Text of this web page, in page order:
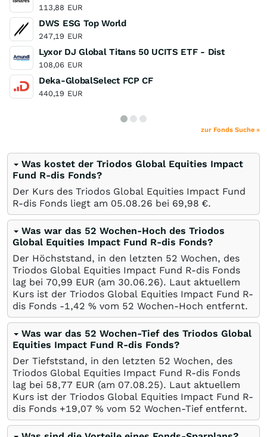
113,88 EUR
DWS ESG Top World
247,19 EUR
Lyxor DJ Global Titans 50 UCITS ETF - Dist
108,06 EUR
Deka-GlobalSelect FCP CF
440,19 EUR
zur Fonds Suche »
Was kostet der Triodos Global Equities Impact
Fund R-dis Fonds?
Der Kurs des Triodos Global Equities Impact Fund
R-dis Fonds liegt am 05.08.26 bei 69,98 €.
Was war das 52 Wochen-Hoch des Triodos
Global Equities Impact Fund R-dis Fonds?
Der Höchststand, in den letzten 52 Wochen, des
Triodos Global Equities Impact Fund R-dis Fonds
lag bei 70,99 EUR (am 30.06.26). Laut aktuellem
Kurs ist der Triodos Global Equities Impact Fund R-
dis Fonds -1,42 % vom 52 Wochen-Hoch entfernt.
Was war das 52 Wochen-Tief des Triodos Global
Equities Impact Fund R-dis Fonds?
Der Tiefststand, in den letzten 52 Wochen, des
Triodos Global Equities Impact Fund R-dis Fonds
lag bei 58,77 EUR (am 07.08.25). Laut aktuellem
Kurs ist der Triodos Global Equities Impact Fund R-
dis Fonds +19,07 % vom 52 Wochen-Tief entfernt.